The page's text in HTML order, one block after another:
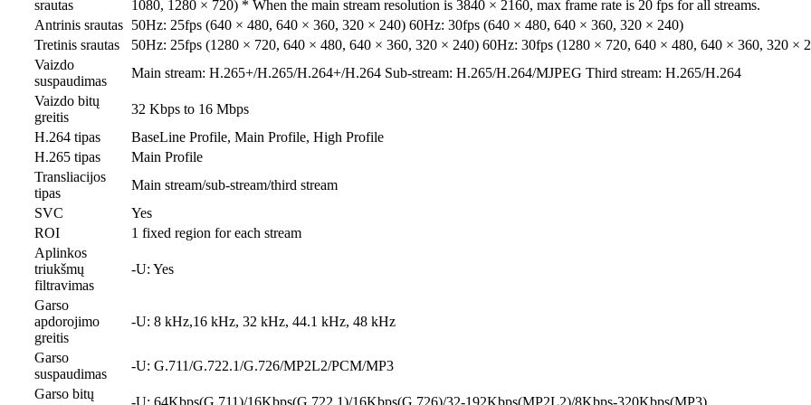
srautas
1080, 1280 × 720) * When the main stream resolution is 3840 × 2160, max frame rate is 20 fps for all streams.
Antrinis srautas 50Hz: 25fps (640 × 480, 640 × 360, 320 × 240) 60Hz: 30fps (640 × 480, 640 × 360, 320 × 240)
Tretinis srautas
50Hz: 25fps (1280 × 720, 640 × 480, 640 × 360, 320 × 240) 60Hz: 30fps (1280 × 720, 640 × 480, 640 × 360, 320 ×
Vaizdo
suspaudimas
Main stream: H.265+/H.265/H.264+/H.264 Sub-stream: H.265/H.264/MJPEG Third stream: H.265/H.264
Vaizdo bitų
greitis
32 Kbps to 16 Mbps
H.264 tipas
BaseLine Profile, Main Profile, High Profile
H.265 tipas
Main Profile
Transliacijos
tipas
Main stream/sub-stream/third stream
SVC
Yes
ROI
1 fixed region for each stream
Aplinkos
triukšmų
filtravimas
-U: Yes
Garso
apdorojimo
greitis
-U: 8 kHz,16 kHz, 32 kHz, 44.1 kHz, 48 kHz
Garso
suspaudimas
-U: G.711/G.722.1/G.726/MP2L2/PCM/MP3
Garso bitų